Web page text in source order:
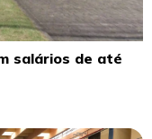
salários de até